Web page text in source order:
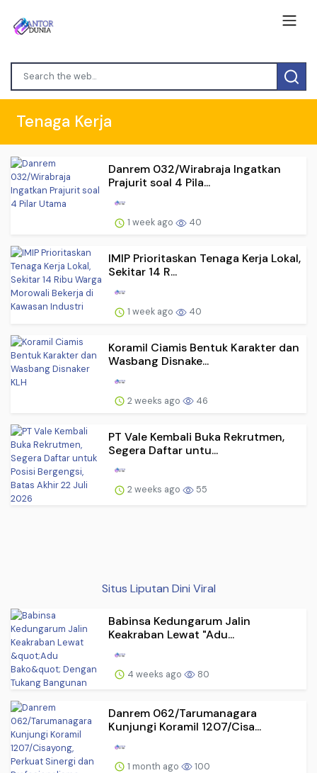
Tenaga Kerja
Danrem 032/Wirabraja Ingatkan
Prajurit soal 4 Pila...
1 week ago 40
IMIP Prioritaskan Tenaga Kerja Lokal,
Sekitar 14 R...
1 week ago 40
Koramil Ciamis Bentuk Karakter dan
Wasbang Disnake...
2 weeks ago 46
PT Vale Kembali Buka Rekrutmen,
Segera Daftar untu...
2 weeks ago 55
Situs Liputan Dini Viral
Babinsa Kedungarum Jalin
Keakraban Lewat "Adu...
4 weeks ago 80
Danrem 062/Tarumanagara
Kunjungi Koramil 1207/Cisa...
1 month ago 100